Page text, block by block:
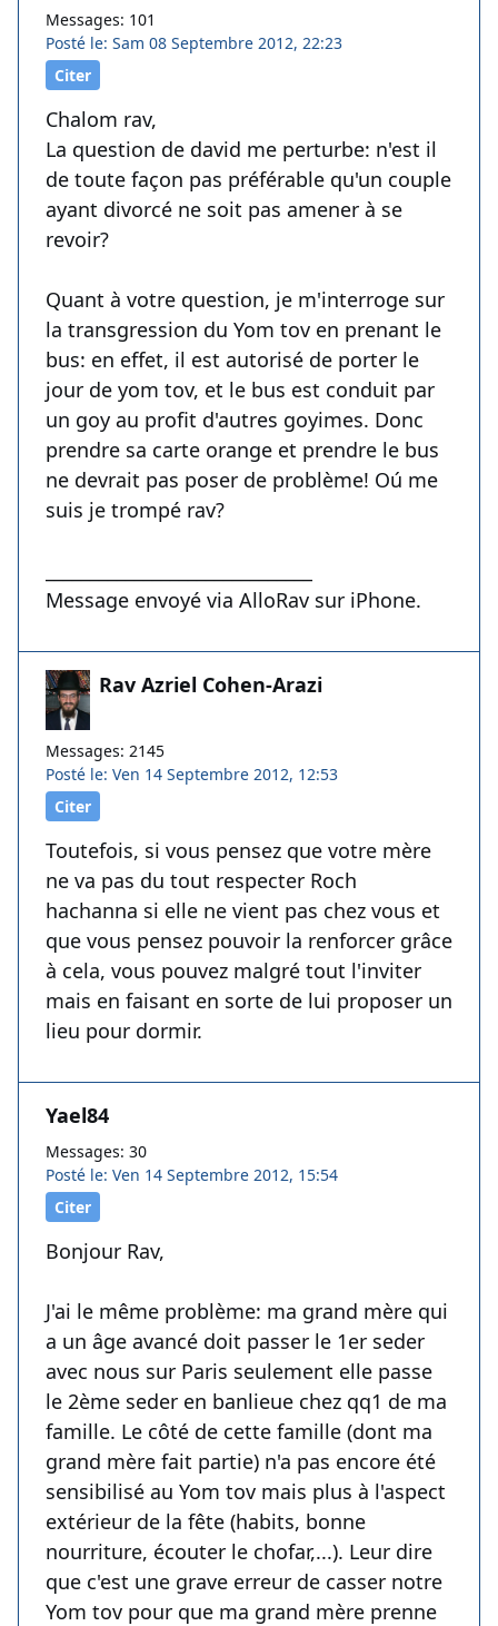
Messages: 101
Posté le: Sam 08 Septembre 2012, 22:23
Citer
Chalom rav,
La question de david me perturbe: n'est il
de toute façon pas préférable qu'un couple
ayant divorcé ne soit pas amener à se
revoir?
Quant à votre question, je m'interroge sur
la transgression du Yom tov en prenant le
bus: en effet, il est autorisé de porter le
jour de yom tov, et le bus est conduit par
un goy au profit d'autres goyimes. Donc
prendre sa carte orange et prendre le bus
ne devrait pas poser de problème! Oú me
suis je trompé rav?
Message envoyé via AlloRav sur iPhone.
Rav Azriel Cohen-Arazi
Messages: 2145
Posté le: Ven 14 Septembre 2012, 12:53
Citer
Toutefois, si vous pensez que votre mère
ne va pas du tout respecter Roch
hachanna si elle ne vient pas chez vous et
que vous pensez pouvoir la renforcer grâce
à cela, vous pouvez malgré tout l'inviter
mais en faisant en sorte de lui proposer un
lieu pour dormir.
Yael84
Messages: 30
Posté le: Ven 14 Septembre 2012, 15:54
Citer
Bonjour Rav,
J'ai le même problème: ma grand mère qui
a un âge avancé doit passer le 1er seder
avec nous sur Paris seulement elle passe
le 2ème seder en banlieue chez qq1 de ma
famille. Le côté de cette famille (dont ma
grand mère fait partie) n'a pas encore été
sensibilisé au Yom tov mais plus à l'aspect
extérieur de la fête (habits, bonne
nourriture, écouter le chofar,...). Leur dire
que c'est une grave erreur de casser notre
Yom tov pour que ma grand mère prenne